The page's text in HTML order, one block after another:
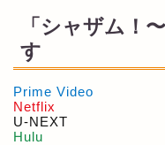
「シャザム！
す
Prime Video
Netflix
U-NEXT
Hulu